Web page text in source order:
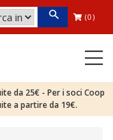
(0)
da 25€ - Per i soci Coop
a partire da 19€.